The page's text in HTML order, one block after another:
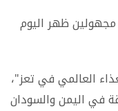
مجهولين ظهر اليوم
العالمي في تعز"،
وقد قضى فترات سابقة في اليمن والسودان